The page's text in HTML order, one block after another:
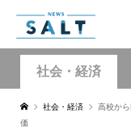
社会・経済
社会・経済
高校か
価